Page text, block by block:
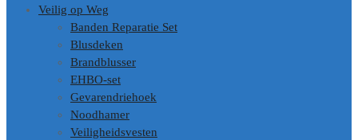
Veilig op Weg
Banden Reparatie Set
Blusdeken
Brandblusser
EHBO-set
Gevarendriehoek
Noodhamer
Veiligheidsvesten